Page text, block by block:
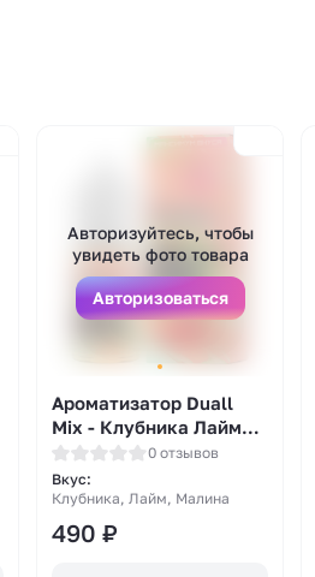
Авторизуйтесь, чтобы
увидеть фото товара
Авторизоваться
Ароматизатор Duall
Mix - Клубника Лайм
Малина 13мл0 отзывов
Вкус:
Клубника, Лайм, Малина
490 ₽